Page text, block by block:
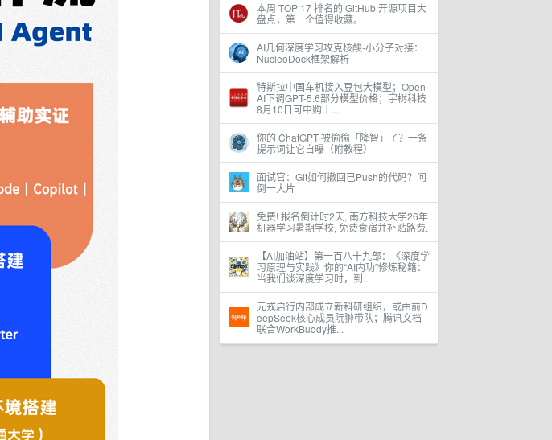
本周 TOP 17 排名的 GitHub 开源项目大
盘点，第一个值得收藏。
AI几何深度学习攻克核酸-小分子对接：
NucleoDock框架解析
特斯拉中国车机接入豆包大模型；Open
AI下调GPT-5.6部分模型价格；宇树科技
8月10日可申购｜...
你的 ChatGPT 被偷偷「降智」了？一条
提示词让它自曝（附教程）
面试官：Git如何撤回已Push的代码？问
倒一大片
免费! 报名倒计时2天, 南方科技大学26年
机器学习暑期学校, 免费食宿并补贴路费.
【AI加油站】第一百八十九部：《深度学
习原理与实践》你的“AI内功”修炼秘籍：
当我们谈深度学习时，到...
元戎启行内部成立新科研组织，或由前D
eepSeek核心成员阮翀带队；腾讯文档
联合WorkBuddy推...